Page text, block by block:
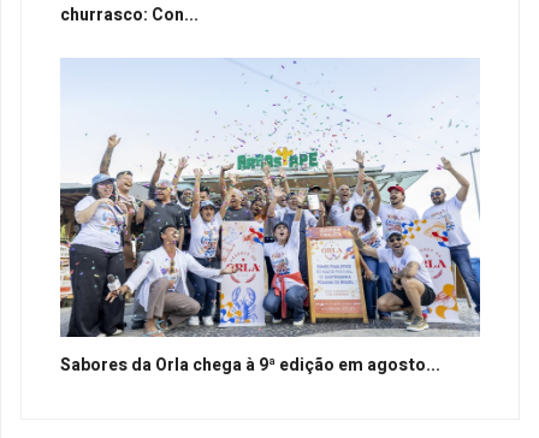
churrasco: Con...
Sabores da Orla chega à 9ª edição em agosto...